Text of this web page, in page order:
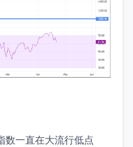
数一直在大流行低点